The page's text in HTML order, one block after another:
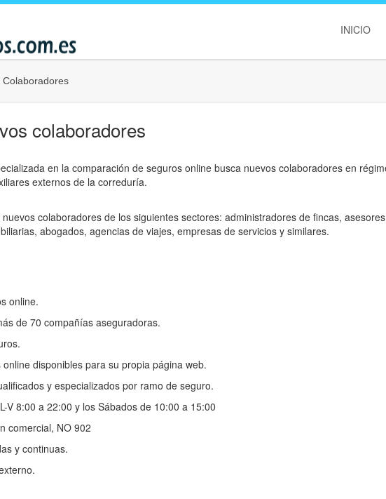
INICIO
Colaboradores
colaboradores
en la comparación de seguros online busca nuevos colaboradores en
externos de la correduría.
colaboradores de los siguientes sectores: administradores de fincas, asesores
abogados, agencias de viajes, empresas de servicios y similares.
online.
de 70 compañías aseguradoras.
disponibles para su propia página web.
y especializados por ramo de seguro.
V 8:00 a 22:00 y los Sábados de 10:00 a 15:00
comercial, NO 902
y continuas.